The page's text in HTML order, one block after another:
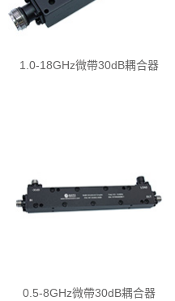
1.0-18GHz微帶30dB耦合器
0.5-8GHz微帶30dB耦合器